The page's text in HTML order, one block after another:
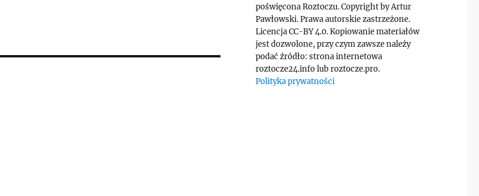
poświęcona Roztoczu. Copyright by Artur
Pawłowski. Prawa autorskie zastrzeżone.
Licencja CC-BY 4.0. Kopiowanie materiałów
jest dozwolone, przy czym zawsze należy
podać źródło: strona internetowa
roztocze24.info lub roztocze.pro.
Polityka prywatności